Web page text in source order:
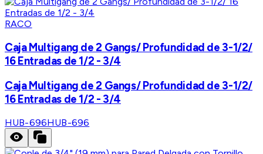
RACO
Caja Multigang de 2 Gangs/ Profundidad de 3-1/2/
16 Entradas de 1/2 - 3/4
Caja Multigang de 2 Gangs/ Profundidad de 3-1/2/
16 Entradas de 1/2 - 3/4
HUB-696HUB-696